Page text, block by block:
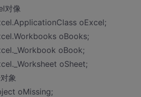
对像
oExcel;
oBooks;
oBook;
oSheet;
象
oMissing;